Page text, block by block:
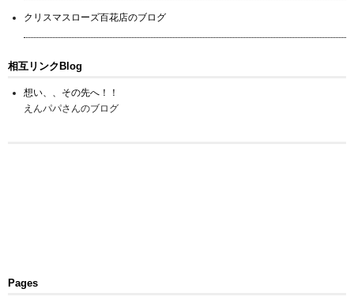
クリスマスローズ百花店のブログ
相互リンクBlog
想い、、その先へ！！
えんパパさんのブログ
Pages